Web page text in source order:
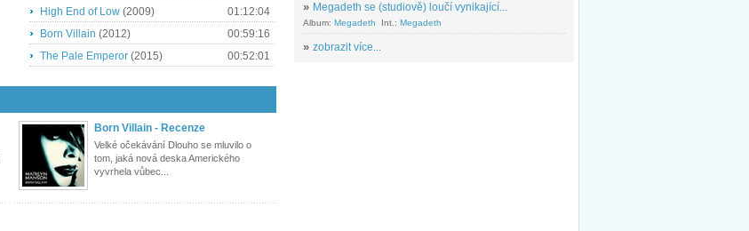
High End of Low (2009)
01:12:04
Born Villain (2012)
00:59:16
The Pale Emperor (2015) 00:52:01
Born Villain - Recenze
Velké očekávání Dlouho se mluvilo o
tom, jaká nová deska Amerického
vyvrhela vůbec...
» Megadeth se (studiově) loučí vynikající...
Album: Megadeth Int.: Megadeth
» zobrazit více...